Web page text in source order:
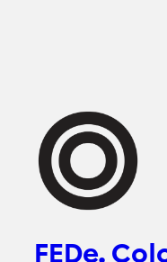
FEDe.